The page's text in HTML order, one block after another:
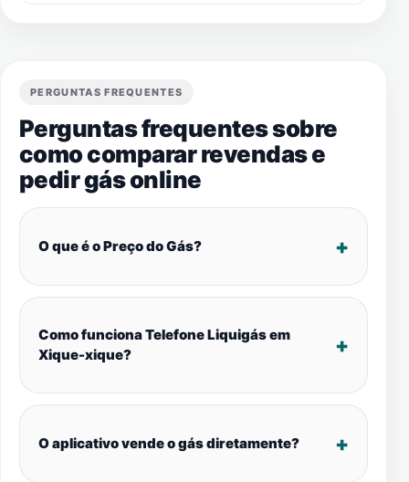
PERGUNTAS FREQUENTES
Perguntas frequentes sobre
como comparar revendas e
pedir gás online
O que é o Preço do Gás?
Como funciona Telefone Liquigás em
Xique-xique?
O aplicativo vende o gás diretamente?